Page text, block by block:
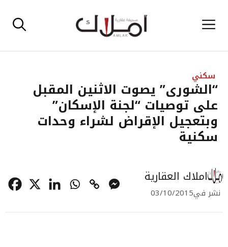
إلى القائمة
سكني
“الشورى” يصوت الاثنين المقبل
على توصيات “لجنة الإسكان”
وبتعجيل الإقراض لشراء وحدات
سكنية
املاك العقارية
نشر في03/10/2015